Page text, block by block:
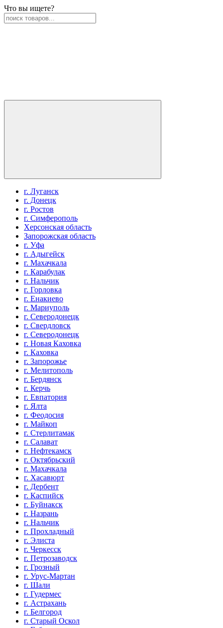
Что вы ищете?
г. Луганск
г. Донецк
г. Ростов
г. Симферополь
Херсонская область
Запорожская область
г. Уфа
г. Адыгейск
г. Махачкала
г. Карабулак
г. Нальчик
г. Горловка
г. Енакиево
г. Мариуполь
г. Северодонецк
г. Свердловск
г. Северодонецк
г. Новая Каховка
г. Каховка
г. Запорожье
г. Мелитополь
г. Бердянск
г. Керчь
г. Евпатория
г. Ялта
г. Феодосия
г. Майкоп
г. Стерлитамак
г. Салават
г. Нефтекамск
г. Октябрьский
г. Махачкала
г. Хасавюрт
г. Дербент
г. Каспийск
г. Буйнакск
г. Назрань
г. Нальчик
г. Прохладный
г. Элиста
г. Черкесск
г. Петрозаводск
г. Грозный
г. Урус-Мартан
г. Шали
г. Гудермес
г. Астрахань
г. Белгород
г. Старый Оскол